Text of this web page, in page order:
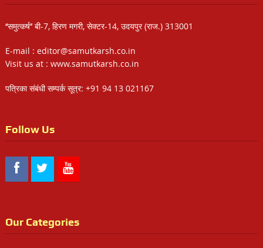
‘‘समुत्कर्ष’’ बी-7, हिरण मगरी, सेक्टर-14, उदयपुर (राज.) 313001
E-mail : editor@samutkarsh.co.in
Visit us at : www.samutkarsh.co.in
पत्रिका संबंधी सम्पर्क सूत्र: +91 94 13 021167
Follow Us
Our Categories